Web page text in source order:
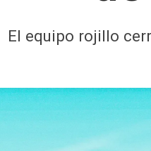
El equipo rojillo